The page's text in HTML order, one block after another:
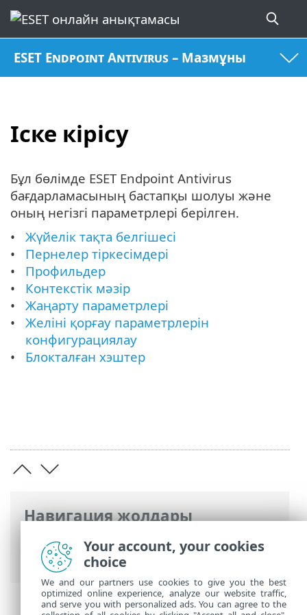
ESET Endpoint Antivirus – Мазмұны
Іске кірісу
Навигация жолдары
ESET онлайн анықтамасы>ESET
Endpoint Antivirus
Іске кірісу
Бұл бөлімде ESET Endpoint Antivirus
бағдарламасының бастапқы шолуы және
оның негізгі параметрлері берілген.
Жүйелік тақта белгішесі
Пернелер тіркесімдері
Профильдер
Контекстік мәзір
Жаңарту параметрлері
Желіні қорғау параметрлерін
конфигурациялау
Блокталған хэштер
Your account, your cookies
choice
We and our partners use cookies to give you the best
optimized online experience, analyze our website traffic,
and serve you with personalized ads. You can agree to the